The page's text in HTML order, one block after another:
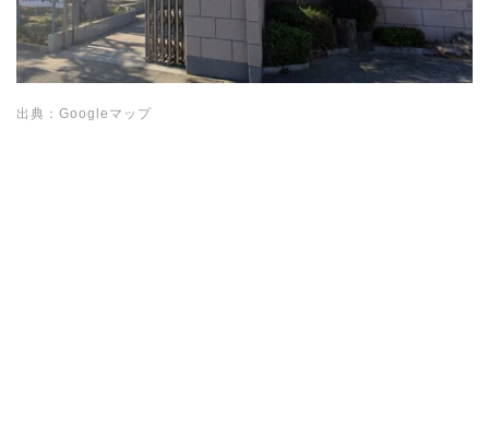
出典：Googleマップ